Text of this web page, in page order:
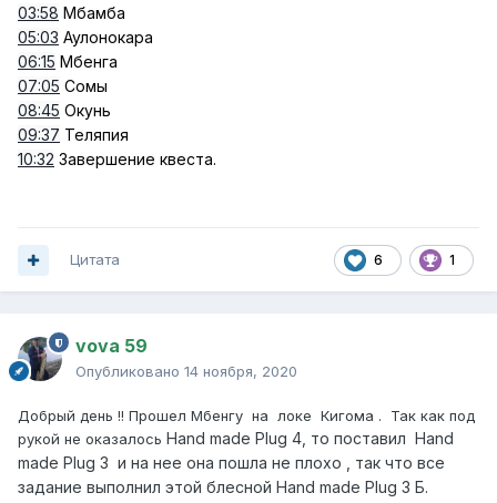
03:58 Мбамба
05:03 Аулонокара
06:15 Мбенга
07:05 Сомы
08:45 Окунь
09:37 Теляпия
10:32 Завершение квеста.
6 1
Цитата
vova 59
Опубликовано 14 ноября, 2020
Добрый день !! Прошел Мбенгу на локе Кигома . Так как под
рукой не оказалось Hand made Plug 4, то поставил Hand
made Plug 3 и на нее она пошла не плохо , так что все
задание выполнил этой блесной Hand made Plug 3 Б.